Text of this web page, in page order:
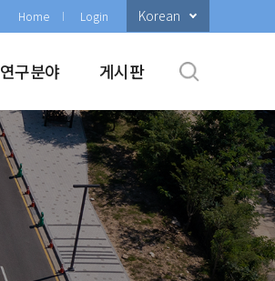
Home Login Korean
연구분야 게시판